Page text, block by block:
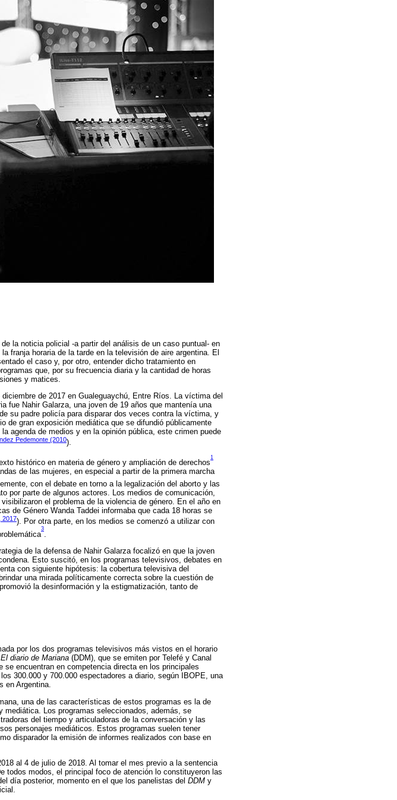
la noticia policial -a partir del análisis de un caso puntual- en
franja horaria de la tarde en la televisión de aire argentina. El
el caso y, por otro, entender dicho tratamiento en
que, por su frecuencia diaria y la cantidad de horas
y matices.
de 2017 en Gualeguaychú, Entre Ríos. La víctima del
fue Nahir Galarza, una joven de 19 años que mantenía una
su padre policía para disparar dos veces contra la víctima, y
de gran exposición mediática que se difundió públicamente
agenda de medios y en la opinión pública, este crimen puede
Pedemonte (2010).
histórico en materia de género y ampliación de derechos
1
de las mujeres, en especial a partir de la primera marcha
con el debate en torno a la legalización del aborto y las
por parte de algunos actores. Los medios de comunicación,
el problema de la violencia de género. En el año en
de Género Wanda Taddei informaba que cada 18 horas se
2017). Por otra parte, en los medios se comenzó a utilizar con
3
de la defensa de Nahir Galarza focalizó en que la joven
Esto suscitó, en los programas televisivos, debates en
con siguiente hipótesis: la cobertura televisiva del
una mirada políticamente correcta sobre la cuestión de
la desinformación y la estigmatización, tanto de
por los dos programas televisivos más vistos en el horario
El diario de Mariana (DDM), que se emiten por Telefé y Canal
encuentran en competencia directa en los principales
300.000 y 700.000 espectadores a diario, según IBOPE, una
en Argentina.
una de las características de estos programas es la de
mediática. Los programas seleccionados, además, se
del tiempo y articuladoras de la conversación y las
personajes mediáticos. Estos programas suelen tener
disparador la emisión de informes realizados con base en
al 4 de julio de 2018. Al tomar el mes previo a la sentencia
todos modos, el principal foco de atención lo constituyeron las
día posterior, momento en el que los panelistas del DDM y